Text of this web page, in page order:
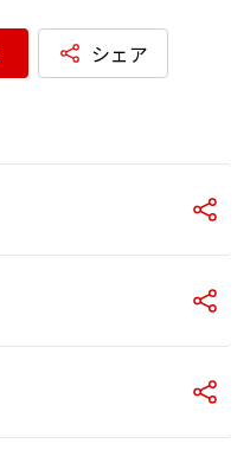
シェア